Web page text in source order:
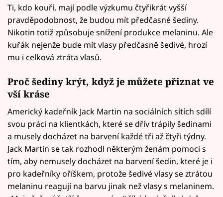
Ti, kdo kouří, mají podle výzkumu čtyřikrát vyšší
pravděpodobnost, že budou mít předčasné šediny.
Nikotin totiž způsobuje snížení produkce melaninu. Ale
kuřák nejenže bude mít vlasy předčasně šedivé, hrozí
mu i celková ztráta vlasů.
Proč šediny krýt, když je můžete přiznat ve
vší kráse
Americký kadeřník Jack Martin na sociálních sítích sdílí
svou práci na klientkách, které se dřív trápily šedinami
a musely docházet na barvení každé tři až čtyři týdny.
Jack Martin se tak rozhodl některým ženám pomoci s
tím, aby nemusely docházet na barvení šedin, které je i
pro kadeřníky oříškem, protože šedivé vlasy se ztrátou
melaninu reagují na barvu jinak než vlasy s melaninem.